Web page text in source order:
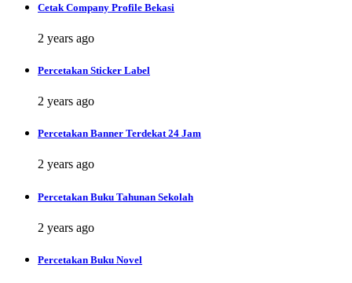
Cetak Company Profile Bekasi
2 years ago
Percetakan Sticker Label
2 years ago
Percetakan Banner Terdekat 24 Jam
2 years ago
Percetakan Buku Tahunan Sekolah
2 years ago
Percetakan Buku Novel